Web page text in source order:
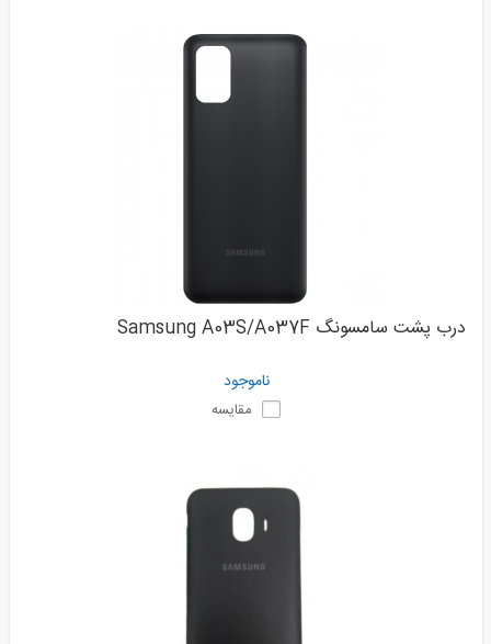
درب پشت سامسونگ Samsung A03S/A037F
ناموجود
مقایسه